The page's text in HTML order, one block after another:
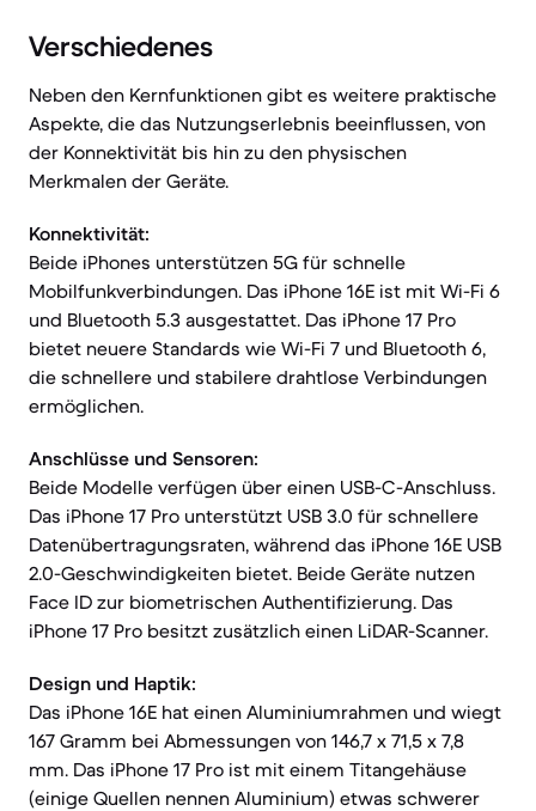
Verschiedenes
Neben den Kernfunktionen gibt es weitere praktische
Aspekte, die das Nutzungserlebnis beeinflussen, von
der Konnektivität bis hin zu den physischen
Merkmalen der Geräte.
Konnektivität:
Beide iPhones unterstützen 5G für schnelle
Mobilfunkverbindungen. Das iPhone 16E ist mit Wi-Fi 6
und Bluetooth 5.3 ausgestattet. Das iPhone 17 Pro
bietet neuere Standards wie Wi-Fi 7 und Bluetooth 6,
die schnellere und stabilere drahtlose Verbindungen
ermöglichen.
Anschlüsse und Sensoren:
Beide Modelle verfügen über einen USB-C-Anschluss.
Das iPhone 17 Pro unterstützt USB 3.0 für schnellere
Datenübertragungsraten, während das iPhone 16E USB
2.0-Geschwindigkeiten bietet. Beide Geräte nutzen
Face ID zur biometrischen Authentifizierung. Das
iPhone 17 Pro besitzt zusätzlich einen LiDAR-Scanner.
Design und Haptik:
Das iPhone 16E hat einen Aluminiumrahmen und wiegt
167 Gramm bei Abmessungen von 146,7 x 71,5 x 7,8
mm. Das iPhone 17 Pro ist mit einem Titangehäuse
(einige Quellen nennen Aluminium) etwas schwerer